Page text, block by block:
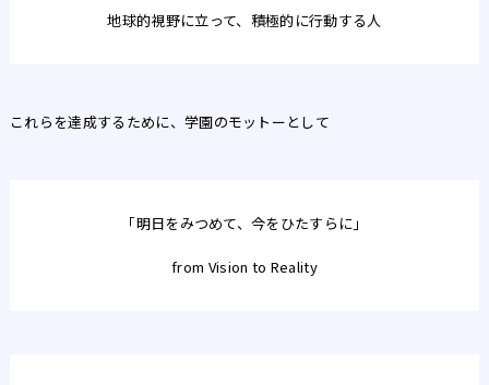
地球的視野に立って、積極的に行動する人
これらを達成するために、学園のモットーとして
「明日をみつめて、今をひたすらに」
from Vision to Reality